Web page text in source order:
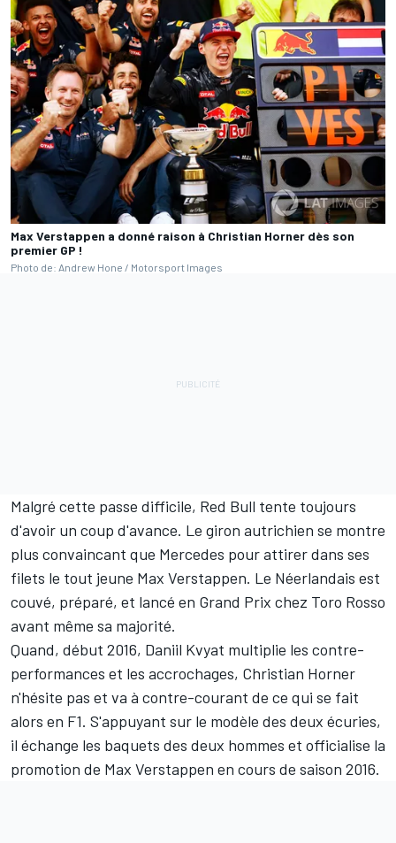
Max Verstappen a donné raison à Christian Horner dès son
premier GP !
Photo de: Andrew Hone / Motorsport Images
Malgré cette passe difficile, Red Bull tente toujours
d'avoir un coup d'avance. Le giron autrichien se montre
plus convaincant que Mercedes pour attirer dans ses
filets le tout jeune Max Verstappen. Le Néerlandais est
couvé, préparé, et lancé en Grand Prix chez Toro Rosso
avant même sa majorité.
Quand, début 2016, Daniil Kvyat multiplie les contre-
performances et les accrochages, Christian Horner
n'hésite pas et va à contre-courant de ce qui se fait
alors en F1. S'appuyant sur le modèle des deux écuries,
il échange les baquets des deux hommes et officialise la
promotion de Max Verstappen en cours de saison 2016.